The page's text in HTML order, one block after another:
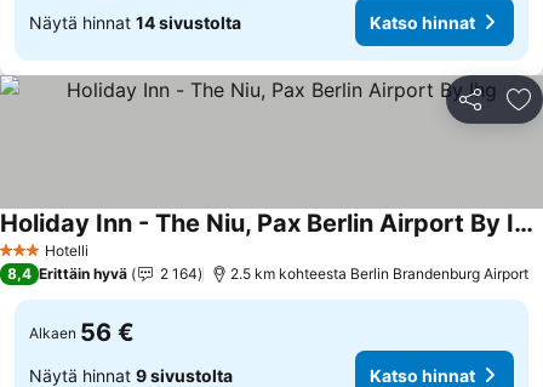
Näytä hinnat 14 sivustolta Katso hinnat
Jaa
3 Tähtiluokitus
Hotelli
Holiday Inn - The Niu, Pax Berlin Airport By Ihg
Katso hinnat
8,4 Erittäin hyvä 2 164 2.5 km kohteesta Berlin Brandenburg Airport
Alkaen 56 €
Näytä hinnat 9 sivustolta Katso hinnat